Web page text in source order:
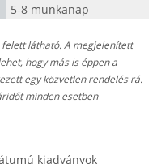
5-8 munkanap
látható. A megjelenített
hogy más is éppen a
egy közvetlen rendelés rá.
minden esetben
kiadványok